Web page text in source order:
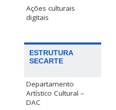
Ações culturais
digitais
ESTRUTURA
SECARTE
Departamento
Artístico Cultural –
DAC